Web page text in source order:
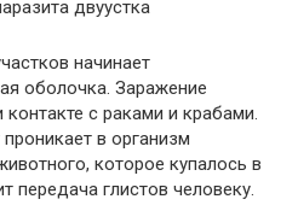
двуустка
начинает
оболочка. Заражение
с раками и крабами.
в организм
которое купалось в
передача глистов человеку.